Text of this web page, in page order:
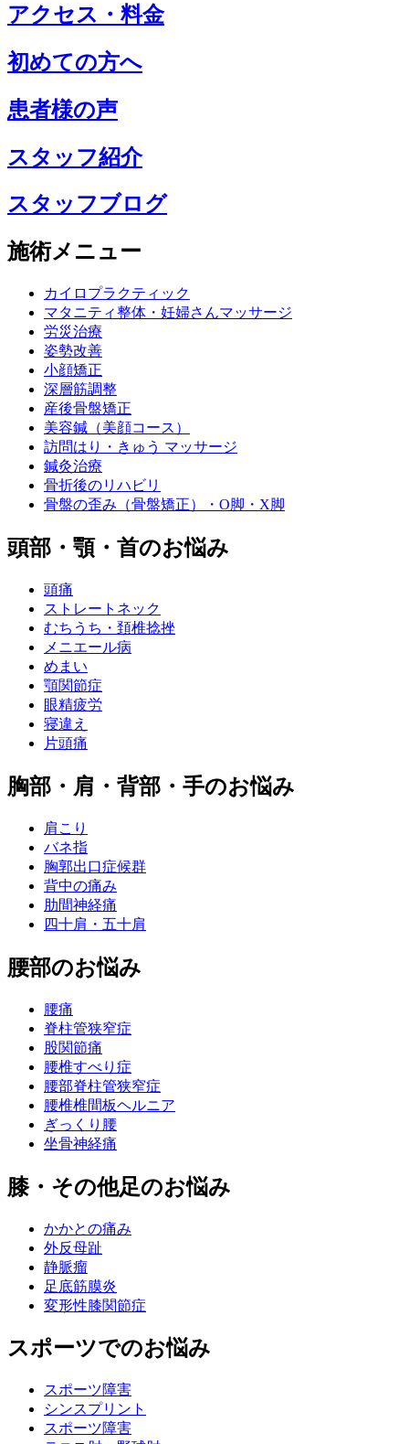
アクセス・料金
初めての方へ
患者様の声
スタッフ紹介
スタッフブログ
施術メニュー
カイロプラクティック
マタニティ整体・妊婦さんマッサージ
労災治療
姿勢改善
小顔矯正
深層筋調整
産後骨盤矯正
美容鍼（美顔コース）
訪問はり・きゅう マッサージ
鍼灸治療
骨折後のリハビリ
骨盤の歪み（骨盤矯正）・O脚・X脚
頭部・顎・首のお悩み
頭痛
ストレートネック
むちうち・頚椎捻挫
メニエール病
めまい
顎関節症
眼精疲労
寝違え
片頭痛
胸部・肩・背部・手のお悩み
肩こり
バネ指
胸郭出口症候群
背中の痛み
肋間神経痛
四十肩・五十肩
腰部のお悩み
腰痛
脊柱管狭窄症
股関節痛
腰椎すべり症
腰部脊柱管狭窄症
腰椎椎間板ヘルニア
ぎっくり腰
坐骨神経痛
膝・その他足のお悩み
かかとの痛み
外反母趾
静脈瘤
足底筋膜炎
変形性膝関節症
スポーツでのお悩み
スポーツ障害
シンスプリント
スポーツ障害